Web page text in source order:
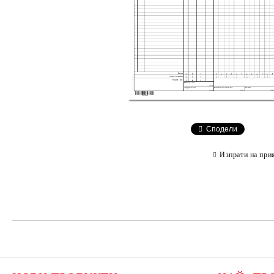
Сподели
Изпрати на